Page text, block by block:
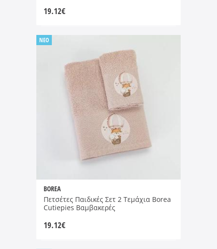
19.12€
BOREA
Πετσέτες Παιδικές Σετ 2 Τεμάχια Borea
Cutiepies Βαμβακερές
19.12€
NEO